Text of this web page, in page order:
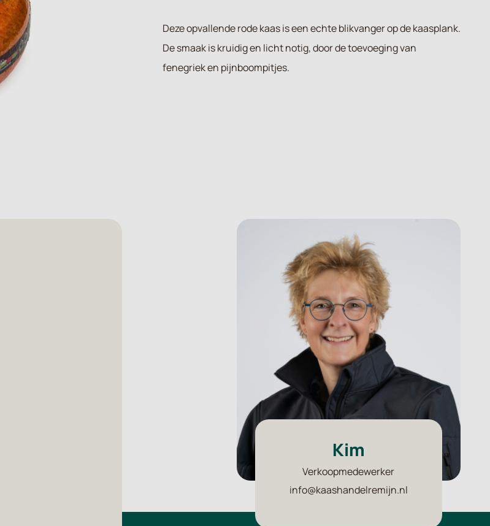
Deze opvallende rode kaas is een echte blikvanger op de kaasplank.
De smaak is kruidig en licht notig, door de toevoeging van
fenegriek en pijnboompitjes.
Kim
Verkoopmedewerker
info@kaashandelremijn.nl